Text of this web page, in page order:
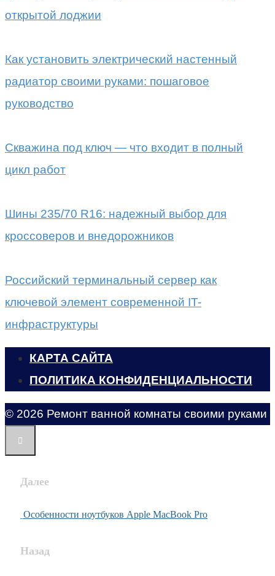
открытой лоджии
Как установить электрический настенный
радиатор своими руками: пошаговое
руководство
Скважина под ключ — что входит в полный
цикл работ
Шины 235/70 R16: надежный выбор для
кроссоверов и внедорожников
Российский терминальный сервер как
ключевой элемент современной IT-
инфраструктуры
КАРТА САЙТА
ПОЛИТИКА КОНФИДЕНЦИАЛЬНОСТИ
© 2026 Ремонт ванной комнаты своими руками
Далее
Особенности ноутбуков Apple MacBook Pro
Назад